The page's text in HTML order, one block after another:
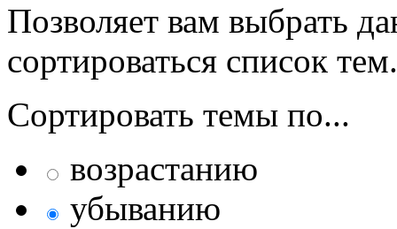
Позволяет вам выбрать
сортироваться список тем.
Сортировать темы по...
возрастанию
убыванию